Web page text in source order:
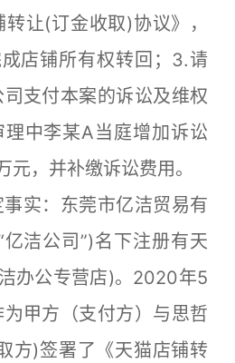
让(订金收取)协议》，
店铺所有权转回；3.请
支付本案的诉讼及维权
中李某A当庭增加诉讼
元，并补缴诉讼费用。
实：东莞市亿洁贸易有
洁公司”)名下注册有天
办公专营店)。2020年5
甲方（支付方）与思哲
方)签署了《天猫店铺转